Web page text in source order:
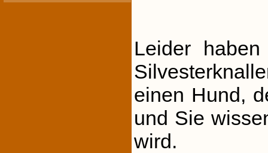
Leider
einen Hund,
und Sie
wird.